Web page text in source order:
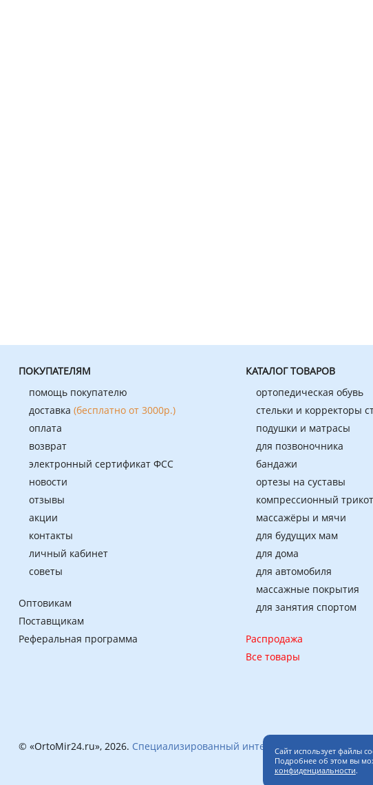
ПОКУПАТЕЛЯМ
помощь покупателю
доставка (бесплатно от 3000р.)
оплата
возврат
электронный сертификат ФСС
новости
отзывы
акции
контакты
личный кабинет
советы
Оптовикам
Поставщикам
Реферальная программа
КАТАЛОГ ТОВАРОВ
ортопедическая обувь
стельки и корректоры
подушки и матрасы
для позвоночника
бандажи
ортезы на суставы
компрессионный
массажёры и мячи
для будущих мам
для дома
для автомобиля
массажные покрытия
для занятия спортом
Распродажа
Все товары
© «OrtoMir24.ru», 2026. Специализированный интернет-магазин
Сайт использует файлы
Подробнее об этом вы
конфиденциальности.